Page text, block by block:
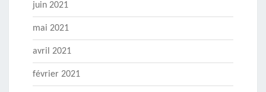
juin 2021
mai 2021
avril 2021
février 2021